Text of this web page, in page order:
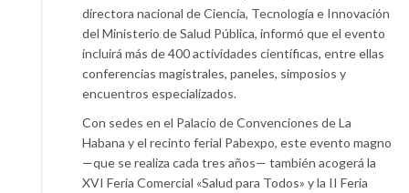
directora nacional de Ciencia, Tecnología e Innovación
del Ministerio de Salud Pública, informó que el evento
incluirá más de 400 actividades científicas, entre ellas
conferencias magistrales, paneles, simposios y
encuentros especializados.
Con sedes en el Palacio de Convenciones de La
Habana y el recinto ferial Pabexpo, este evento magno
—que se realiza cada tres años— también acogerá la
XVI Feria Comercial «Salud para Todos» y la II Feria